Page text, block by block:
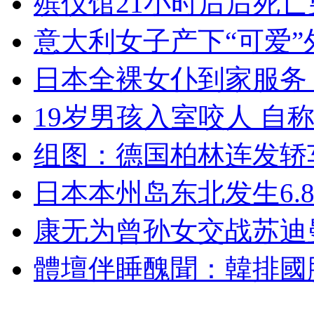
意大利女子产下“可爱
日本全裸女仆到家服
19岁男孩入室咬人 自
组图：德国柏林连发
日本本州岛东北发生
康无为曾孙女交战苏
體壇伴睡醜聞：韓排